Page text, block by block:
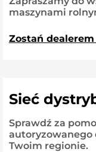
maszynami
Zostań dealerem
Sieć
Sprawdź za
autoryzowanego
Twoim regionie.